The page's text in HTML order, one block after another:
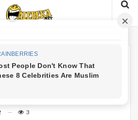
W Najlepsze
3